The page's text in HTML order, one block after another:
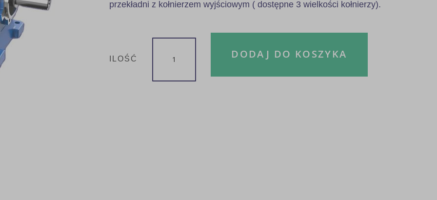
przekładni z kołnierzem wyjściowym ( dostępne 3 wielkości kołnierzy).
ILOŚĆ DODAJ DO KOSZYKA